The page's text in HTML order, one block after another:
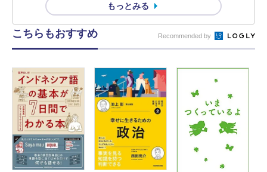
もっとみる
こちらもおすすめ Recommended by